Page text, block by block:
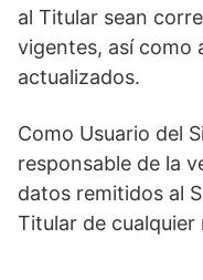
al Titular sean
vigentes, así como
actualizados.
Como Usuario del
responsable de la
datos remitidos al
Titular de